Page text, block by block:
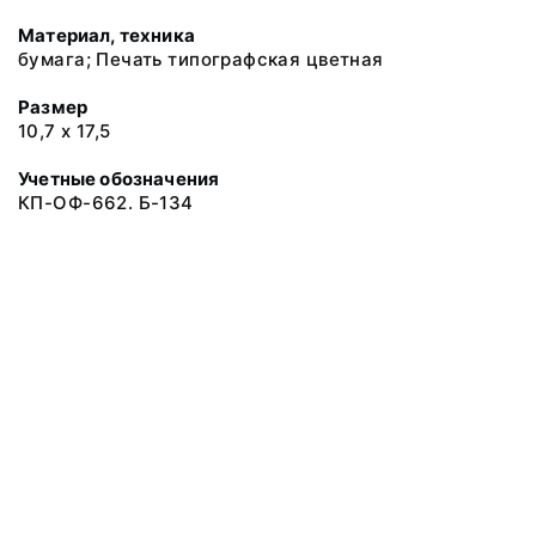
Материал, техника
бумага; Печать типографская цветная
Размер
10,7 х 17,5
Учетные обозначения
КП-ОФ-662. Б-134